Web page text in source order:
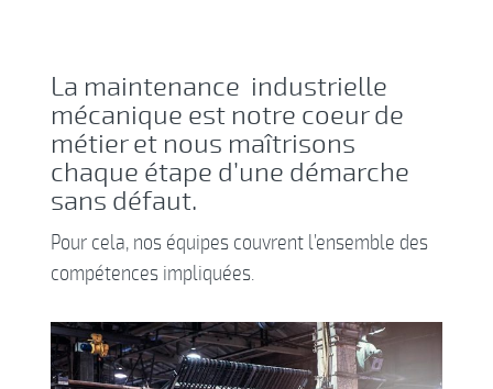
La maintenance industrielle
mécanique est notre coeur de
métier et nous maîtrisons
chaque étape d’une démarche
sans défaut.
Pour cela, nos équipes couvrent l’ensemble des
compétences impliquées.